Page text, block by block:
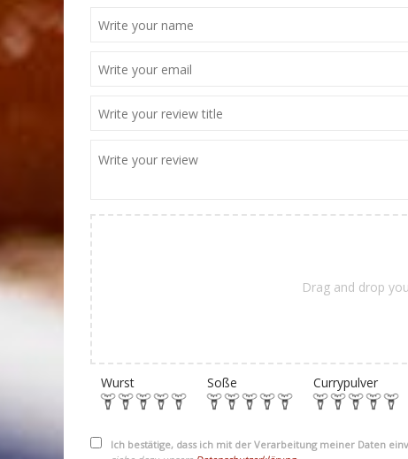
Drag and drop
Wurst Soße Currypulver
Ich bestätige, dass ich mit der Verarbeitung meiner Daten